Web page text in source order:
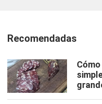
Recomendadas